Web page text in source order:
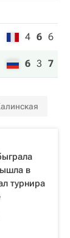
4 6 6
6 3 7
в
турнира